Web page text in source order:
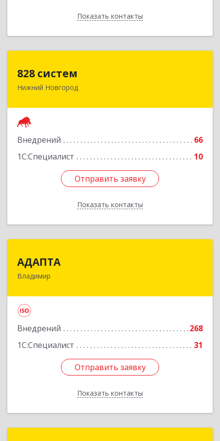
Показать контакты
Назад
828 систем
Нижний Новгород
Внедрений
66
1С:Специалист
10
Отправить заявку
Показать контакты
603006, Нижегородская обл, Нижний Новгород
Отправить заявку
Назад
АДАПТА
Владимир
Внедрений
268
1С:Специалист
31
Отправить заявку
Показать контакты
600005, Владимирская обл, Владимир г,
Отправить заявку
Назад